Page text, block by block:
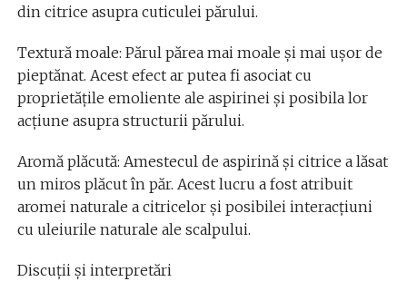
din citrice asupra cuticulei părului.
Textură moale: Părul părea mai moale și mai ușor de
pieptănat. Acest efect ar putea fi asociat cu
proprietățile emoliente ale aspirinei și posibila lor
acțiune asupra structurii părului.
Aromă plăcută: Amestecul de aspirină și citrice a lăsat
un miros plăcut în păr. Acest lucru a fost atribuit
aromei naturale a citricelor și posibilei interacțiuni
cu uleiurile naturale ale scalpului.
Discuții și interpretări